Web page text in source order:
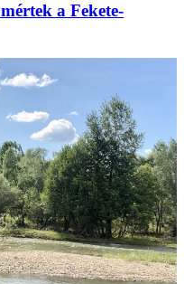
a Fekete-